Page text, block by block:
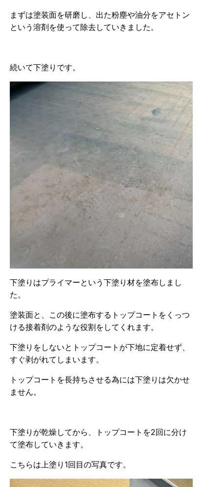
まずは塗装面を研磨し、出た粉塵や油分をアセトン
という溶剤を使って除去していきました。
続いて下塗りです。
下塗りはプライマーという下塗り材を塗布しまし
た。
塗装面と、この後に塗布するトップコートをくっつ
ける接着剤のような役割をしてくれます。
下塗りをしないとトップコートが下地に定着せず、
すぐ剥がれてしまいます。
トップコートを長持ちさせる為には下塗りは欠かせ
ません。
下塗りが乾燥してから、トップコートを2回に分け
て塗布していきます。
こちらは上塗り1回目の写真です。